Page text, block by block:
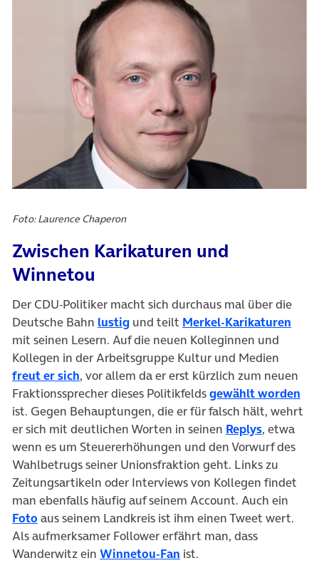
Foto: Laurence Chaperon
Zwischen Karikaturen und
Winnetou
Der CDU-Politiker macht sich durchaus mal über die
Deutsche Bahn lustig und teilt Merkel-Karikaturen
mit seinen Lesern. Auf die neuen Kolleginnen und
Kollegen in der Arbeitsgruppe Kultur und Medien
freut er sich, vor allem da er erst kürzlich zum neuen
Fraktionssprecher dieses Politikfeldsgewählt worden
ist. Gegen Behauptungen, die er für falsch hält, wehrt
er sich mit deutlichen Worten in seinen Replys, etwa
wenn es um Steuererhöhungen und den Vorwurf des
Wahlbetrugs seiner Unionsfraktion geht. Links zu
Zeitungsartikeln oder Interviews von Kollegen findet
man ebenfalls häufig auf seinem Account. Auch ein
Foto aus seinem Landkreis ist ihm einen Tweet wert.
Als aufmerksamer Follower erfährt man, dass
Wanderwitz ein Winnetou-Fan ist.